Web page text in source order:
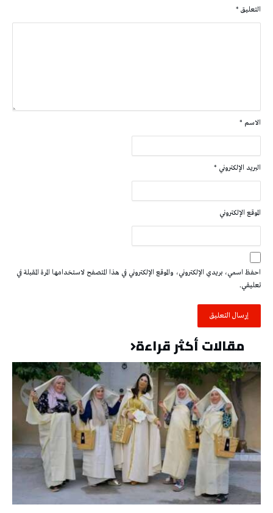
التعليق *
الاسم *
البريد الإلكتروني *
الموقع الإلكتروني
احفظ اسمي، بريدي الإلكتروني، والموقع الإلكتروني في هذا المتصفح لاستخدامها المرة المقبلة في
تعليقي.
مقالات أكثر قراءة